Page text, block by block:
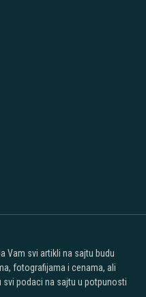
Vam svi artikli na sajtu budu
fotografijama i cenama, ali
podaci na sajtu u potpunosti